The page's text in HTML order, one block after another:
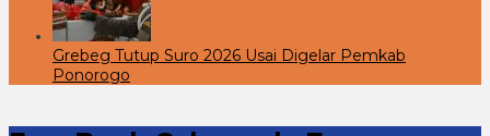
Grebeg Tutup Suro 2026 Usai Digelar Pemkab
Ponorogo